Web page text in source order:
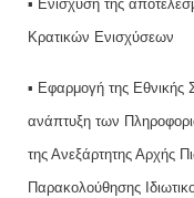
▪ Ενίσχυση της
Κρατικών Ενισχύσεων
▪ Εφαρμογή της Εθνικής
ανάπτυξη των
της Ανεξάρτητης Αρχής
Παρακολούθησης